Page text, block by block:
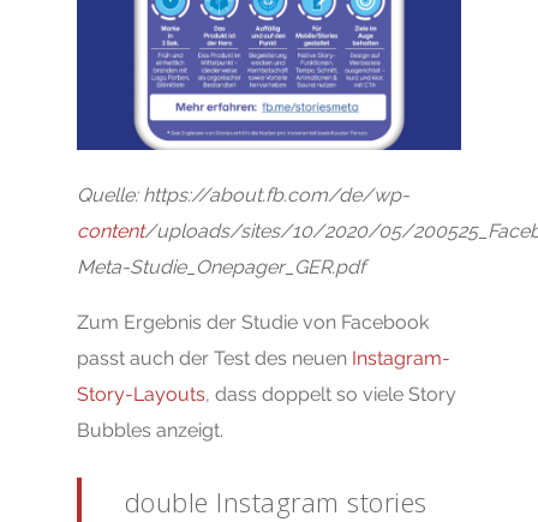
Quelle: https://about.fb.com/de/wp-
content/uploads/sites/10/2020/05/
Meta-Studie_Onepager_GER.pdf
Zum Ergebnis der Studie von Facebook
passt auch der Test des neuen Instagram-
Story-Layouts, dass doppelt so viele Story
Bubbles anzeigt.
double Instagram stories